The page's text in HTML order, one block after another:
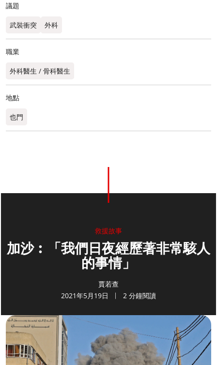
議題
武裝衝突 外科
職業
外科醫生 / 骨科醫生
地點
也門
救援故事
加沙︰「我們日夜經歷著非常駭人
的事情」
賈若查
2021年5月19日
2 分鐘閱讀